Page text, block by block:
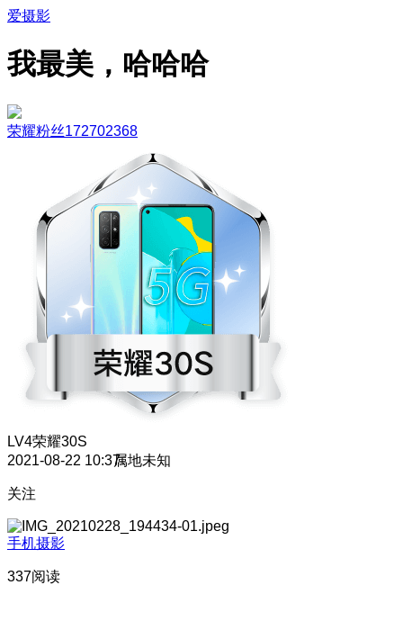
爱摄影
我最美，哈哈哈
荣耀粉丝172702368
LV4荣耀30S
2021-08-22 10:37属地未知
关注
手机摄影
337阅读